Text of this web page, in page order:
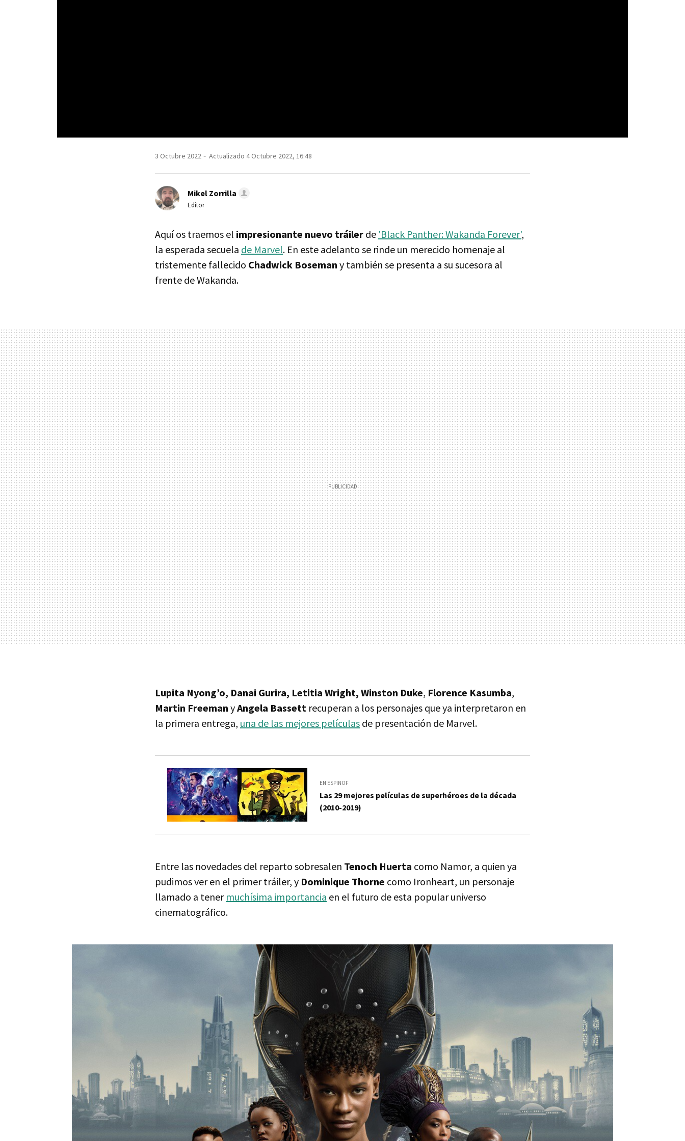
3 Octubre 2022 Actualizado 4 Octubre 2022, 16:48
Mikel Zorrilla
Editor
Aquí os traemos el impresionante nuevo tráiler de 'Black Panther: Wakanda Forever',
la esperada secuela de Marvel. En este adelanto se rinde un merecido homenaje al
tristemente fallecido Chadwick Boseman y también se presenta a su sucesora al
frente de Wakanda.
Lupita Nyong’o, Danai Gurira, Letitia Wright, Winston Duke, Florence Kasumba,
Martin Freeman yAngela Bassett recuperan a los personajes que ya interpretaron en
la primera entrega, una de las mejores películas de presentación de Marvel.
EN ESPINOF
Las 29 mejores películas de superhéroes de la década
(2010-2019)
Entre las novedades del reparto sobresalen Tenoch Huerta como Namor, a quien ya
pudimos ver en el primer tráiler, y Dominique Thorne como Ironheart, un personaje
llamado a tener muchísima importancia en el futuro de esta popular universo
cinematográfico.